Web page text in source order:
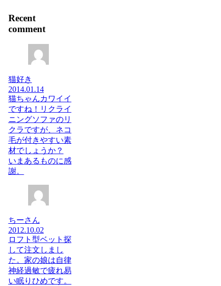
Recent
comment
猫好き
2014.01.14
猫ちゃんカワイイ
ですね！リクライ
ニングソファのリ
クラですが、ネコ
毛が付きやすい素
材でしょうか？
いまあるものに感
謝。
ちーさん
2012.10.02
ロフト型ベット探
して注文しまし
た。家の娘は自律
神経過敏で疲れ易
い眠りひめです。